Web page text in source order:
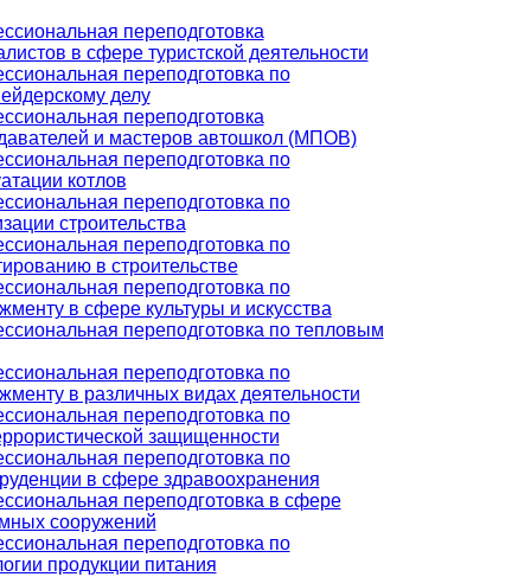
переподготовка
в сфере туристской деятельности
переподготовка по
делу
переподготовка
и мастеров автошкол (МПОВ)
переподготовка по
котлов
переподготовка по
строительства
переподготовка по
в строительстве
переподготовка по
в сфере культуры и искусства
переподготовка по тепловым
переподготовка по
в различных видах деятельности
переподготовка по
защищенности
переподготовка по
в сфере здравоохранения
переподготовка в сфере
сооружений
переподготовка по
продукции питания